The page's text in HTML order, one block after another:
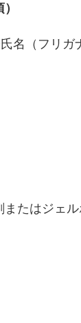
名（フリガ
またはジェ